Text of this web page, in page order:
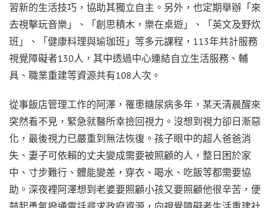
習新的生活技巧，協助其獨立自主。另外，也定期舉辦「來
去視擊玩音樂」、「創思積木，樂在桌遊」、「英文及野炊
班」、「健康料理與瑜珈班」等多元課程，113年共計服務
視覺障礙者130人，其中透過中心連結自立生活服務、輔
具、職業重建等資源共有108人次。
從事飯店管理工作的阿澤，罹患糖尿病多年，某天清晨醒來
突然看不見，緊急就醫所幸撿回視力。沒想到視力卻日漸惡
化，最後視力已嚴重到無法恢復。孩子眼中的超人爸爸消
失、妻子可依賴的丈夫變成需要被照顧的人，整日困於家
中、寸步難行、體能變差，穿衣、喝水、吃飯等都需要協
助。深夜裡阿澤想到老婆要照顧小孩又要照顧他很辛苦，便